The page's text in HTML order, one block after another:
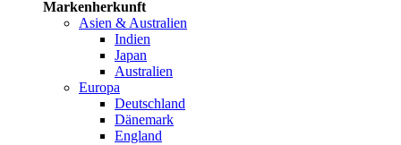
Markenherkunft
Asien & Australien
Indien
Japan
Australien
Europa
Deutschland
Dänemark
England